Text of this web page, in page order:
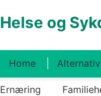
Helse og
Home
Ernæring